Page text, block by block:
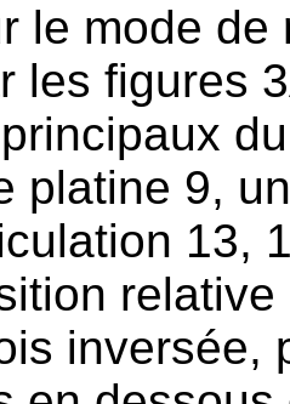
le mode de
les figures
platine 9,
13,
inversée,